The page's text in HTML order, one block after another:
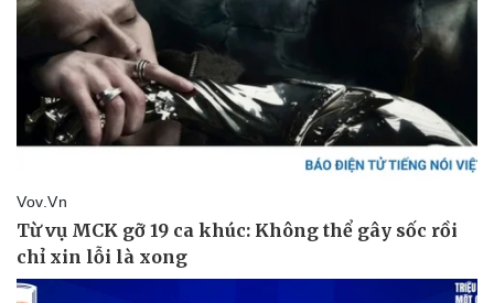
Pháp luật
Tin nóng
Quân sự - Quốc phòng